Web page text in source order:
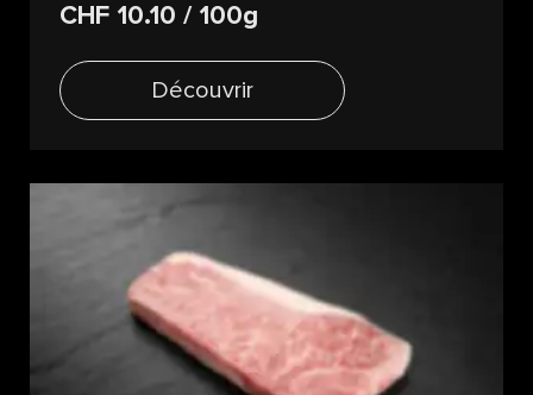
CHF 10.10/ 100g
Découvrir